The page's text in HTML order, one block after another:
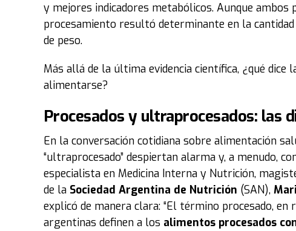
y mejores indicadores metabólicos. Aunque
procesamiento resultó determinante en la
de peso.
Más allá de la última evidencia científica, ¿qué
alimentarse?
Procesados y ultraprocesados: las
En la conversación cotidiana sobre alimentación
“ultraprocesado” despiertan alarma y, a menudo,
especialista en Medicina Interna y Nutrición,
de la Sociedad Argentina de Nutrición (SAN),
explicó de manera clara: “El término procesado,
argentinas definen a los alimentos procesados